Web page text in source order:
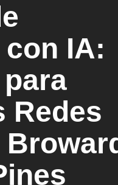
IA:
Redes